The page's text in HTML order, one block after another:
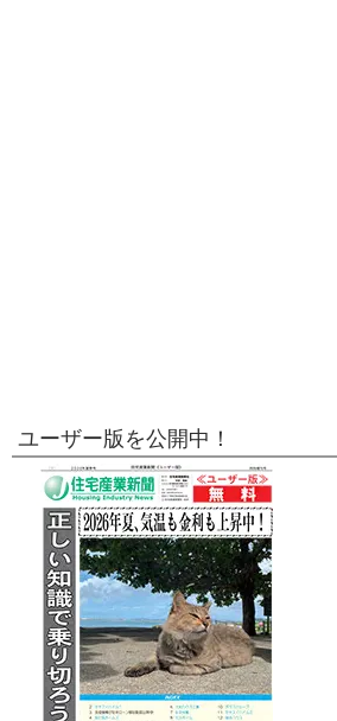
ユーザー版を公開中！